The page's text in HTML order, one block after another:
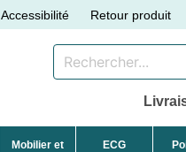
Accessibilité Retour produit
Mobilier et
ECG